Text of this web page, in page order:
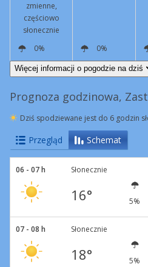
zmienne,
częściowo
słonecznie
0% 0%
NW
8 km/h W
11 km/h
Więcej informacji o pogodzie na dziś
Prognoza godzinowa,
Dziś spodziewane jest do 6 godzin
Przegląd Schemat
06 - 07 h Słonecznie
16° 5%
07 - 08 h Słonecznie
18° 5%